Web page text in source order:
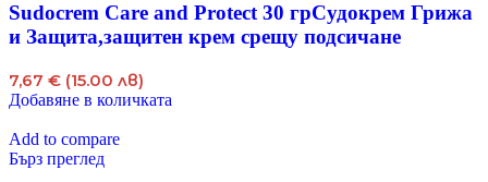
Sudocrem Care and Protect 30 грСудокрем Грижа
и Защита,защитен крем срещу подсичане
7,67 € (15.00 лв)
Добавяне в количката
Add to compare
Бърз преглед